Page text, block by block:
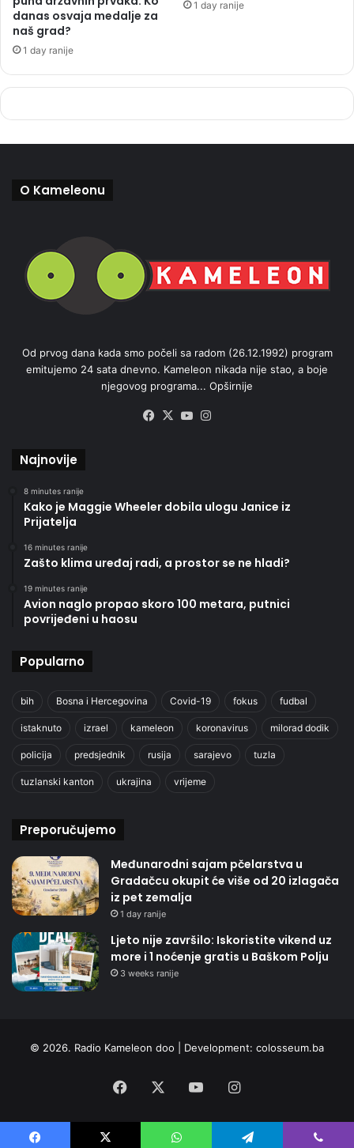
danas osvaja medalje za
naš grad?
1 day ranije
1 day ranije
O Kameleonu
Od prvog dana kada smo počeli sa radom (26.12.1992) program
emitujemo 24 sata dnevno. Kameleon nikada nije stao, a boje
njegovog programa... Opširnije
Facebook
X YouTube
Najnovije
8 minutes ranije
Kako je Maggie Wheeler dobila ulogu Janice iz
Prijatelja
16 minutes ranije
Zašto klima uređaj radi, a prostor se ne hladi?
19 minutes ranije
Avion naglo propao skoro 100 metara, putnici
povrijeđeni u haosu
Popularno
bih Bosna i Hercegovina Covid-19 fokus fudbal
istaknuto izrael kameleon koronavirus milorad dodik
policija predsjednik rusija sarajevo tuzla
tuzlanski kanton ukrajina vrijeme
Preporučujemo
Međunarodni sajam pčelarstva u
Gradačcu okupit će više od 20 izlagača
iz pet zemalja
1 day ranije
Ljeto nije završilo: Iskoristite vikend uz
more i 1 noćenje gratis u Baškom Polju
3 weeks ranije
© 2026. Radio Kameleon doo | Development: colosseum.ba
Facebook YouTubeInstagram